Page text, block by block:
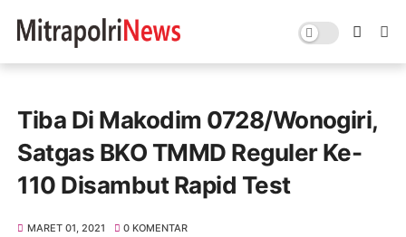
Tiba Di Makodim 0728/Wonogiri,
Satgas BKO TMMD Reguler Ke-
110 Disambut Rapid Test
MARET 01, 2021 0 KOMENTAR